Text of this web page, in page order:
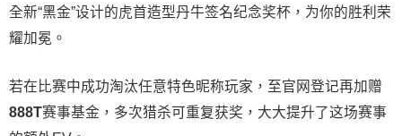
全新“黑金”设计的虎首造型丹牛签名纪念奖杯，为你的胜利荣
耀加冕。
若在比赛中成功淘汰任意特色昵称玩家，至官网登记再加赠
888T赛事基金，多次猎杀可重复获奖，大大提升了这场赛事